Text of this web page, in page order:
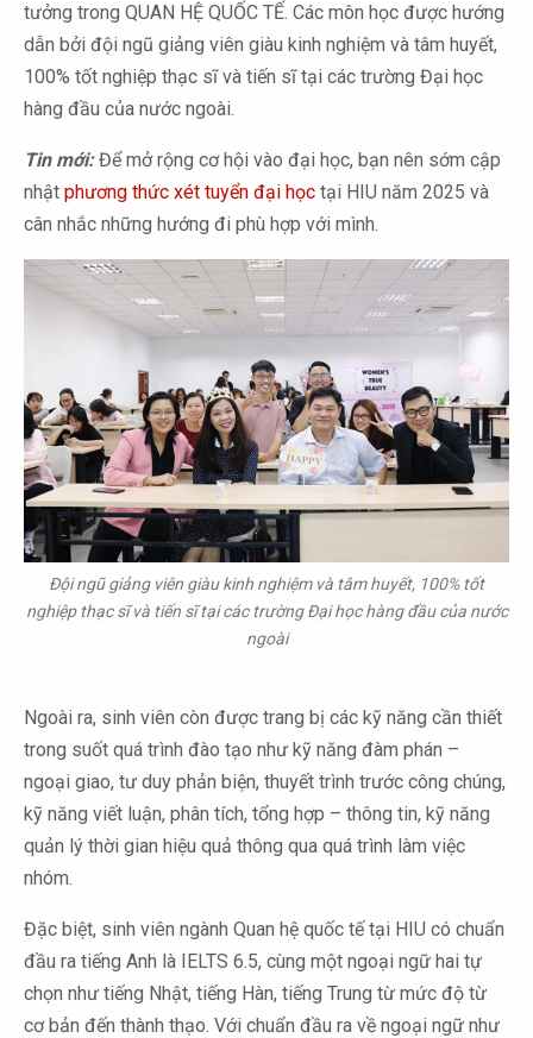
tưởng trong QUAN HỆ QUỐC TẾ. Các môn học được hướng
dẫn bởi đội ngũ giảng viên giàu kinh nghiệm và tâm huyết,
100% tốt nghiệp thạc sĩ và tiến sĩ tại các trường Đại học
hàng đầu của nước ngoài.
Tin mới: Để mở rộng cơ hội vào đại học, bạn nên sớm cập
nhật phương thức xét tuyển đại học tại HIU năm 2025 và
cân nhắc những hướng đi phù hợp với mình.
Đội ngũ giảng viên giàu kinh nghiệm và tâm huyết, 100% tốt
nghiệp thạc sĩ và tiến sĩ tại các trường Đại học hàng đầu của nước
ngoài
Ngoài ra, sinh viên còn được trang bị các kỹ năng cần thiết
trong suốt quá trình đào tạo như kỹ năng đàm phán –
ngoại giao, tư duy phản biện, thuyết trình trước công chúng,
kỹ năng viết luận, phân tích, tổng hợp – thông tin, kỹ năng
quản lý thời gian hiệu quả thông qua quá trình làm việc
nhóm.
Đặc biệt, sinh viên ngành Quan hệ quốc tế tại HIU có chuẩn
đầu ra tiếng Anh là IELTS 6.5, cùng một ngoại ngữ hai tự
chọn như tiếng Nhật, tiếng Hàn, tiếng Trung từ mức độ từ
cơ bản đến thành thạo. Với chuẩn đầu ra về ngoại ngữ như